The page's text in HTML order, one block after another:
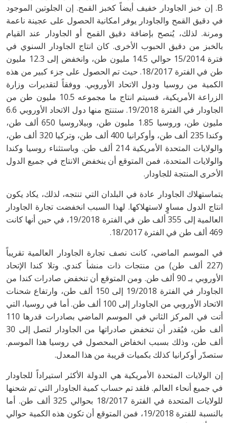
B. إن خبز الجاودار خفيف أيضاً كخبز القمح. إن الجلوتين الموجود
في دقيق القمح والجاودار يوفر امكانية الحصول على عجينة ناعمة
ومرنة. لذلك، يُنصح بإضافة دقيق القمح أو الجاودار عند القيام
بالخبز من دقيق الحبوب الأخرى. كان انتاج الجاودار السنوي في
فترة 15/2014 حوالي 14.5 مليون طن، وانخفض إلى 12.3 مليون
طن في الفترة 18/2017. حيث تم الحصول على جزء كبير من هذه
الكمية من روسيا ودول الاتحاد الأوروبي. ووفقاً لتقديرات وزارة
الزراعة الأمريكية، فسيتم انتاج ما مجموعه 10.5 مليون طن من
الجاودار في الفترة 19/2018. ستنتج منها دول الاتحاد الأوروبي 6.6
مليون طن، وروسيا 1.85 مليون طن، وبيلاروسيا 650 ألف طن،
وكندا 235 ألف طن، وأوكرانيا 400 ألف طن، وتركيا 320 ألف طن،
والولايات المتحدة الأمريكية 214 ألف طن. وباستثناء روسيا وكندا
والولايات المتحدة، فمن المتوقع أن ينخفض الانتاج في جميع الدول
الأخرى المنتجة للجاودار.
يتماستهلاك الجاودار عادة في البلدان التي تنتجه، لذلك، يكاد يكون
انتاج الدول مساوٍ لاستهلاكها. لهذا السبب انخفضت تجارة الجاودار
العالمية إلى 355 ألف طن في الفترة 19/2018، في حين أنها كانت
469 ألف طن في الفترة 18/2017.
في الموسم الماضي، كانت نصف تجارة الجاودار العالمية تقريباً
(227 ألف طن) من منتجات ذات منشأ كندي. وتلا كندا الإتحاد
الأوروبي بـ 90 ألف طن. ومن المتوقع أن تنخفض صادرات كندا من
الجاودار في الفترة 19/2018 إلى 150 ألف طن، وارتفاع شحنات
الاتحاد الأوروبي من الجاودار إلى 100 ألف طن. أما في روسيا، التي
أتت في المركز الثاني في الموسم الماضي بصادرات قدرها 110
ألف طن، فيُقدر أن تنخفض صادراتها من الجاودار لتصل إلى 30
ألف طن، وذلك بسبب انخفاض المحصول في روسيا هذا الموسم.
ستصدّر أوكرانيا كذلك بكميات قريبة من هذا المعدل.
إن الولايات المتحدة الأمريكية هي الدولة الأكثر استيراداً للجاودار
في جميع أنحاء العالم. فلقد تم حساب كمية الجاودار التي تم شحنها
للولايات المتحدة في الفترة 18/2017 بحوالي 325 ألف طن. أما
بالنسبة للفترة 19/2018، فمن المتوقع أن تكون هذه الكمية حوالي